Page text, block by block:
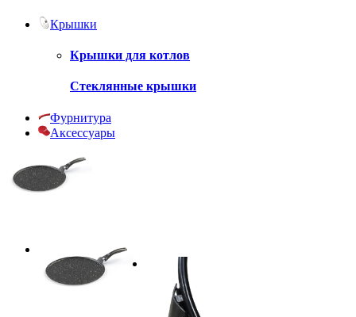
Крышки
Крышки для котлов
Стеклянные крышки
Фурнитура
Аксессуары